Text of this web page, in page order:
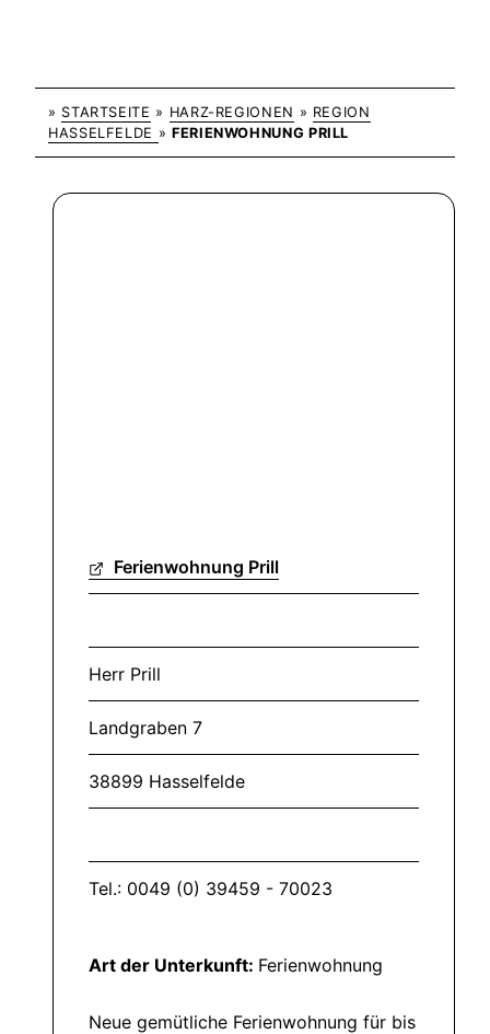
» STARTSEITE » HARZ-REGIONEN » REGION
HASSELFELDE » FERIENWOHNUNG PRILL
Ferienwohnung Prill
Herr Prill
Landgraben 7
38899 Hasselfelde
Tel.: 0049 (0) 39459 - 70023
Art der Unterkunft: Ferienwohnung
Neue gemütliche Ferienwohnung für bis